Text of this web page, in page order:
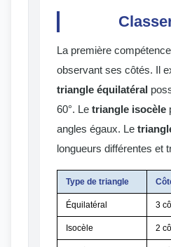
La première
observant ses côtés. Il
triangle équilatéral
60°. Le triangle isocèle
angles égaux. Le
longueurs différentes et
Type de triangle
Équilatéral 3
Isocèle 2